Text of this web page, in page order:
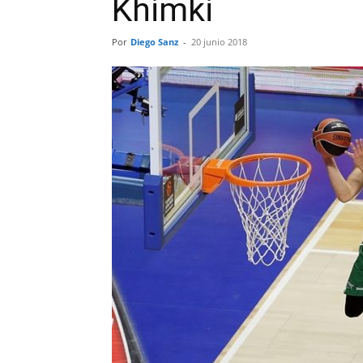
Khimki
Por Diego Sanz - 20 junio 2018